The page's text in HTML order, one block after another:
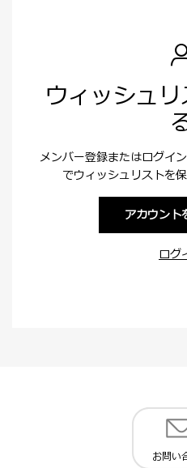
ウィッシュ
メンバー登録またはログイ
でウィッシュリストを
アカウント
ログ
お問い